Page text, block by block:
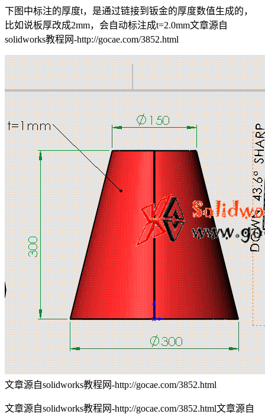
下图中标注的厚度t，是通过链接到钣金的厚度数值生成的，
比如说板厚改成2mm，会自动标注成t=2.0mm文章源自
solidworks教程网-http://gocae.com/3852.html
文章源自solidworks教程网-http://gocae.com/3852.html
文章源自solidworks教程网-http://gocae.com/3852.html文章源自